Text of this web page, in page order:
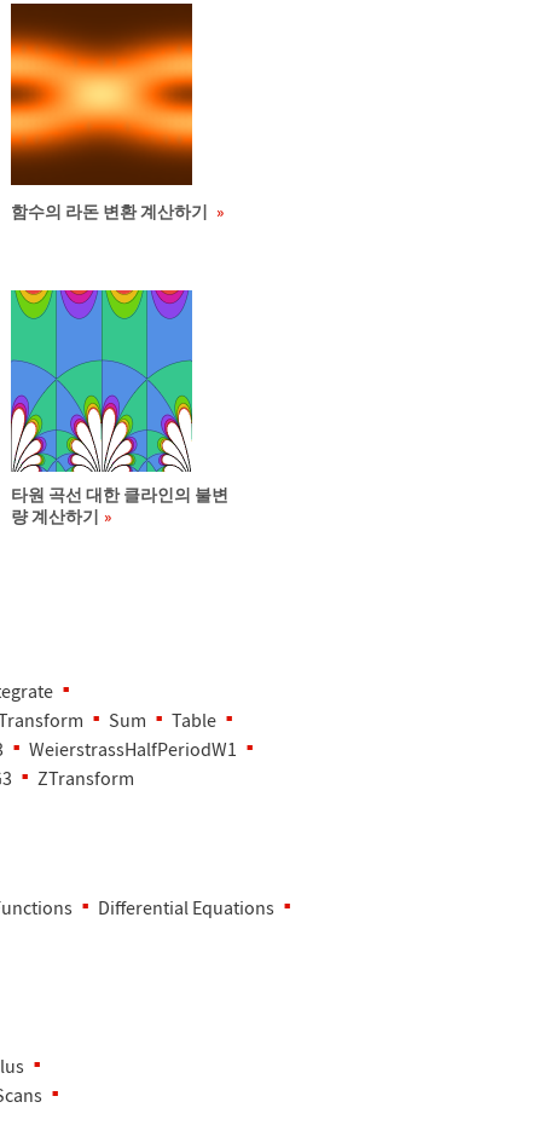
함수의 라돈 변환 계산하기
타원 곡선 대한 클라인의 불변
량 계산하기
Sum
Table
WeierstrassHalfPeriodW1
ZTransform
Differential Equations